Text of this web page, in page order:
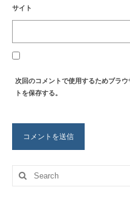
サイト
次回のコメントで使用するためブラ
トを保存する。
Search
for: